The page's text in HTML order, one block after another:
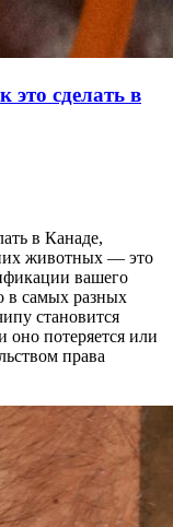
это сделать в
в Канаде,
животных — это
вашего
в самых разных
становится
потеряется или
права